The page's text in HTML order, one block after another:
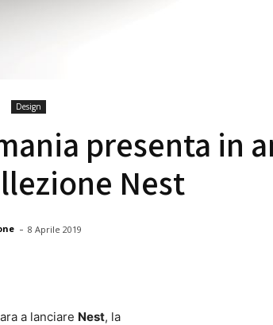
Design
presenta in
Nest
- 8 Aprile 2019
a lanciare Nest, la